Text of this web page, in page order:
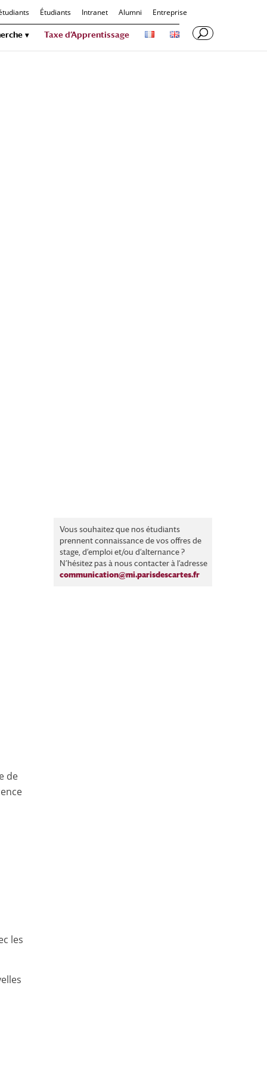
Étudiants Intranet Alumni Entreprise
Taxe d’Apprentissage
de
les
Vous souhaitez que nos étudiants
prennent connaissance de vos offres de
stage, d’emploi et/ou d’alternance ?
N’hésitez pas à nous contacter à l’adresse
communication@mi.parisdescartes.fr